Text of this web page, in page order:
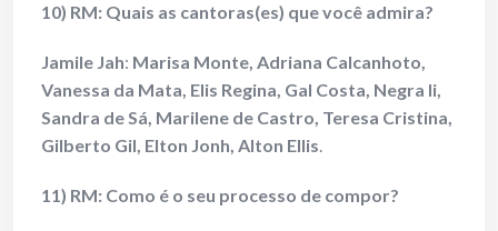
10) RM: Quais as cantoras(es) que você admira?
Jamile Jah: Marisa Monte, Adriana Calcanhoto,
Vanessa da Mata, Elis Regina, Gal Costa, Negra li,
Sandra de Sá, Marilene de Castro, Teresa Cristina,
Gilberto Gil, Elton Jonh, Alton Ellis.
11) RM: Como é o seu processo de compor?